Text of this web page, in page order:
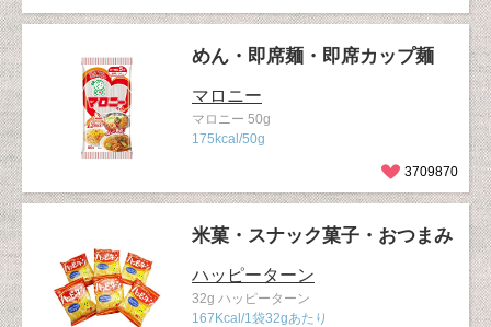
めん・即席麺・即席カップ麺
マロニー
マロニー 50g
175kcal/50g
3709870
米菓・スナック菓子・おつまみ
ハッピーターン
32g ハッピーターン
167Kcal/1袋32gあたり